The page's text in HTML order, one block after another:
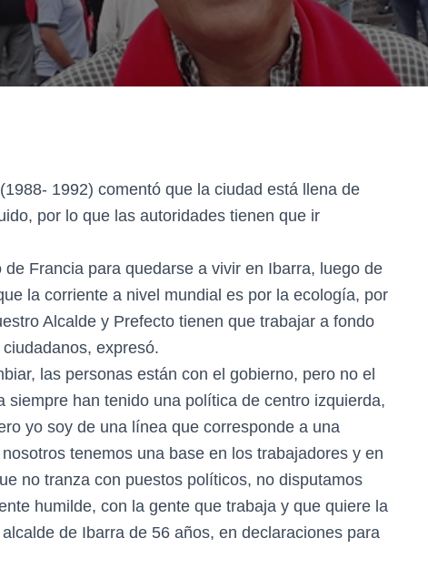
1992) comentó que la ciudad está llena de
por lo que las autoridades tienen que ir
Francia para quedarse a vivir en Ibarra, luego de
la corriente a nivel mundial es por la ecología, por
Alcalde y Prefecto tienen que trabajar a fondo
expresó.
las personas están con el gobierno, pero no el
siempre han tenido una política de centro izquierda,
yo soy de una línea que corresponde a una
tenemos una base en los trabajadores y en
no tranza con puestos políticos, no disputamos
humilde, con la gente que trabaja y que quiere la
de Ibarra de 56 años, en declaraciones para